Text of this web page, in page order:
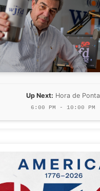
Up Next: Hora de Ponta
6:00 PM - 10:00 PM